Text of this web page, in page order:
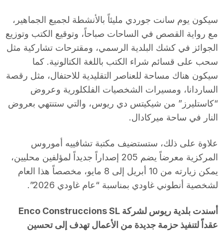
سيكون يوم سانت جوردي مليئاً بالأنشطة لجميع الجماهير،
مع رواية القصص في الساحات صباحاً، وتوقيع الكتب وتوزيع
الجوائز في كشك البلدية الرسمي، ومقترحات تشاركية مثل
سحب على قسائم شراء الكتب باللغة الكتالونية. كما
سيكون هناك مساحة للعناصر التقليدية للاحتفال، مثل رقصة
الساردانا، ومسيرات الشخصيات الفلكلورية وعروض
“كاستليرز” من شيكيتس دي ريوس، والتي ستنتهي بعروض
النار في ساحة ميركادال.
علاوة على ذلك، ستستضيف مكتبة تشافييه أموروس
المركزية معرضاً يضم 205 إصداراً جديداً لمؤلفين محليين،
يمكن زيارته من 10 أبريل إلى 8 مايو، مخصصاً هذا العام
لشخصية أنطوني غاودي بمناسبة “عام غاودي 2026”.
أسندت بلدية ريوس لشركة Enco Construccions SL
عقداً لتنفيذ حزمة جديدة من الأعمال تهدف إلى تحسين